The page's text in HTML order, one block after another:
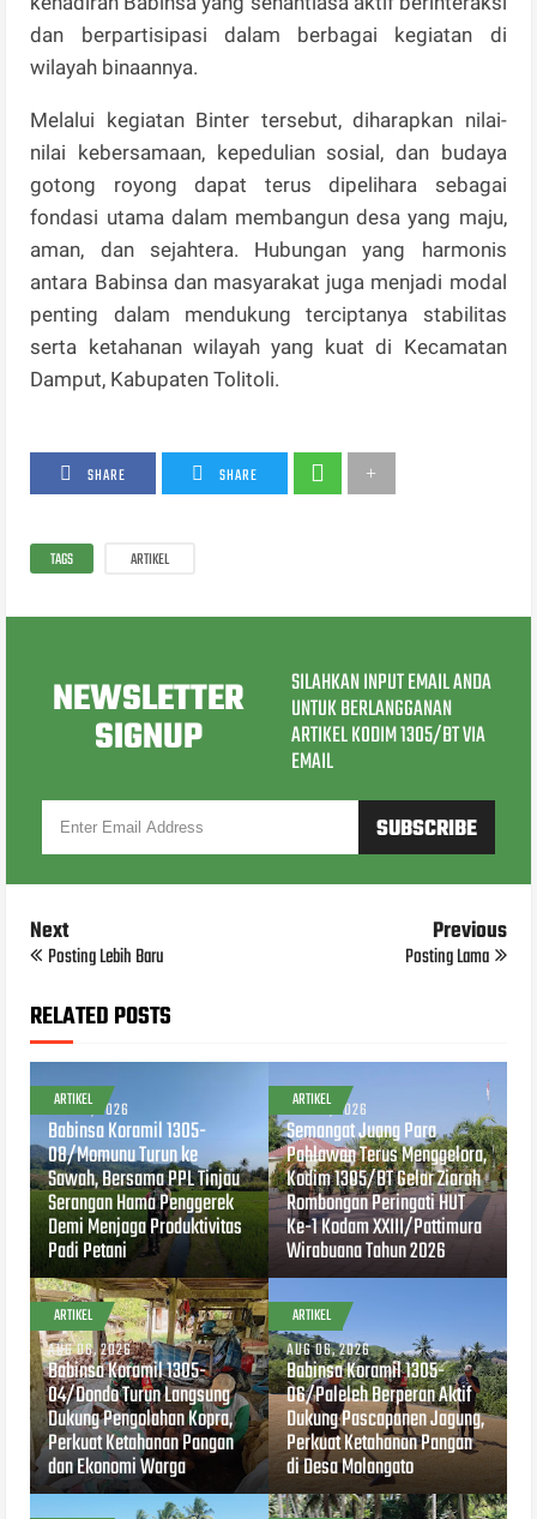
dan berpartisipasi dalam berbagai kegiatan di
wilayah binaannya.
Melalui kegiatan Binter tersebut, diharapkan nilai-
nilai kebersamaan, kepedulian sosial, dan budaya
gotong royong dapat terus dipelihara sebagai
fondasi utama dalam membangun desa yang maju,
aman, dan sejahtera. Hubungan yang harmonis
antara Babinsa dan masyarakat juga menjadi modal
penting dalam mendukung terciptanya stabilitas
serta ketahanan wilayah yang kuat di Kecamatan
Damput, Kabupaten Tolitoli.
SHARE SHARE
TAGS ARTIKEL
NEWSLETTER
SIGNUP
SILAHKAN INPUT EMAIL ANDA
UNTUK BERLANGGANAN
ARTIKEL KODIM 1305/BT VIA
EMAIL
Next
Posting Lebih Baru
Previous
Posting Lama
RELATED POSTS
ARTIKEL
AUG 07, 2026
Babinsa Koramil 1305-
08/Momunu Turun ke
Sawah, Bersama PPL Tinjau
Serangan Hama Penggerek
Demi Menjaga Produktivitas
Padi Petani
ARTIKEL
AUG 07, 2026
Semangat Juang Para
Pahlawan Terus Menggelora,
Kodim 1305/BT Gelar Ziarah
Rombongan Peringati HUT
Ke-1 Kodam XXIII/Pattimura
Wirabuana Tahun 2026
ARTIKEL
AUG 06, 2026
Babinsa Koramil 1305-
04/Dondo Turun Langsung
Dukung Pengolahan Kopra,
Perkuat Ketahanan Pangan
dan Ekonomi Warga
ARTIKEL
AUG 06, 2026
Babinsa Koramil 1305-
06/Paleleh Berperan Aktif
Dukung Pascapanen Jagung,
Perkuat Ketahanan Pangan
di Desa Molangato